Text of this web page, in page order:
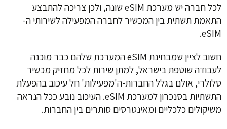
לכל חברה יש מערכת eSIM שונה, ולכן צריכה להתבצע
התאמת תשתית בין המכשיר לחברה המפעילה לשירותי ה-
eSIM.
חשוב לציין שמבחינת eSIM המערכת שלהם כבר מוכנה
לעבודה שוטפת בישראל, למתן שירות לכל מחזיק מכשיר
סלולרי, אולם בגלל החברות-ה'מפעילות' חל עיכוב בהפעלת
התשתיות בסנכרון למערכת eSIM. העיכוב נובע ככל הנראה
משיקולים כלכליים ומאינטרסים סותרים בין החברות.